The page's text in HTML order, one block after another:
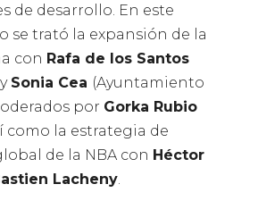
de desarrollo. En este
se trató la expansión de la
con Rafa de los Santos
Sonia Cea (Ayuntamiento
por Gorka Rubio
como la estrategia de
de la NBA con Héctor
Lacheny.